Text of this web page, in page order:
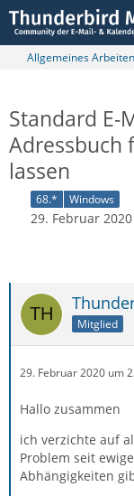
Allgemeines
Standard E-
Adressbuch
lassen
68.* Windows
29. Februar
Mitglied
29. Februar 2020 um
Hallo zusammen
ich verzichte auf
Problem seit
Abhängigkeiten